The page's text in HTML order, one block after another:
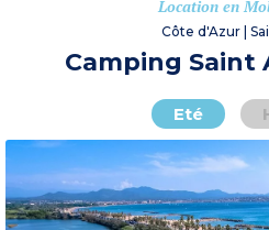
Location en
Côte d'Azur |
Camping Saint
Eté